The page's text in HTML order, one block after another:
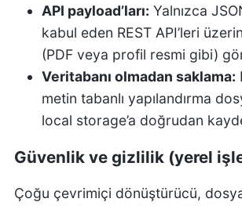
API payload’ları: Yalnızca
kabul eden REST API’leri
(PDF veya profil resmi gibi)
Veritabanı olmadan saklama:
metin tabanlı yapılandırma
local storage’a doğrudan
Güvenlik ve gizlilik (yerel
Çoğu çevrimiçi dönüştürücü,